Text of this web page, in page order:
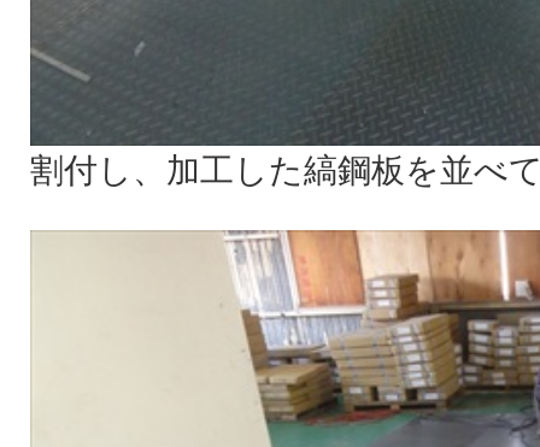
割付し、加工した縞鋼板を並べ